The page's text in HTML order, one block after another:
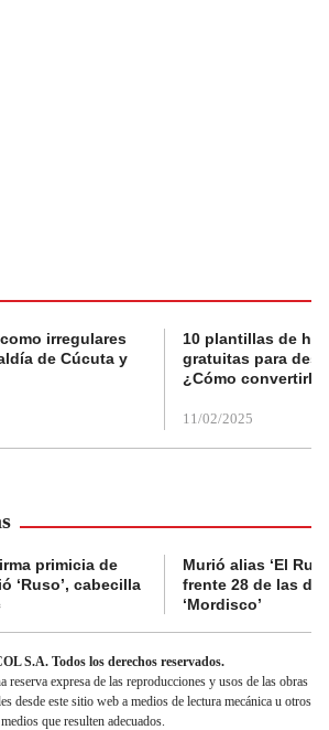
irregulares
de Cúcuta y
10 plantillas de
gratuitas para
¿Cómo convertirla
11/02/2025
primicia de
‘Ruso’, cabecilla
Murió alias ‘El
frente 28 de las
‘Mordisco’
S.A. Todos los derechos reservados.
expresa de las reproducciones y usos de las obras
desde este sitio web a medios de lectura mecánica u otros
medios que resulten adecuados.